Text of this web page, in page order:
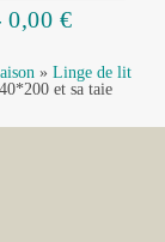
0,00 €
» Linge de lit
et sa taie